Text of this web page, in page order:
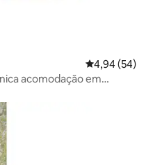
Classificação
4,94 (54)
acomodação em